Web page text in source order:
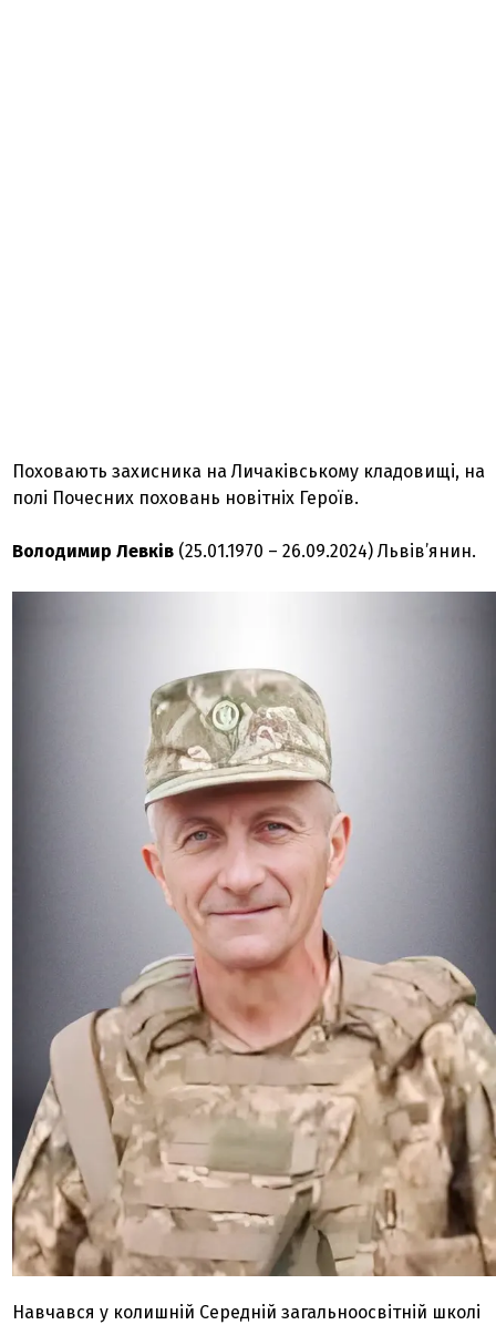
Поховають захисника на Личаківському кладовищі, на
полі Почесних поховань новітніх Героїв.
Володимир Левків (25.01.1970 – 26.09.2024) Львів’янин.
Навчався у колишній Середній загальноосвітній школі